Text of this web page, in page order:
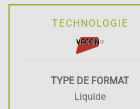
TECHNOLOGIE
TYPE DE FORMAT
Liquide